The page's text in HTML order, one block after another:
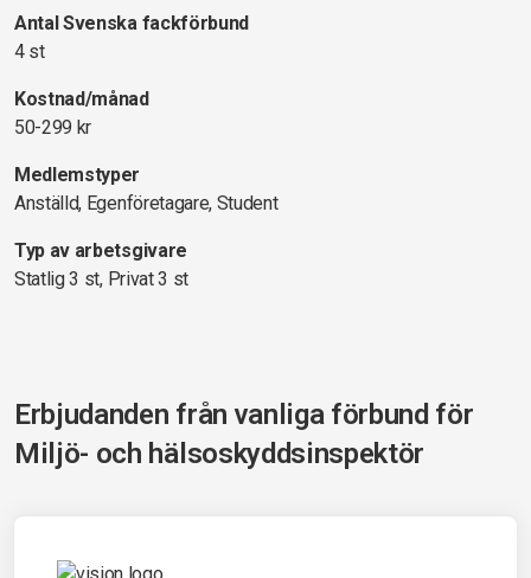
Antal Svenska fackförbund
4 st
Kostnad/månad
50-299 kr
Medlemstyper
Anställd, Egenföretagare, Student
Typ av arbetsgivare
Statlig 3 st, Privat 3 st
Erbjudanden från vanliga förbund för
Miljö- och hälsoskyddsinspektör